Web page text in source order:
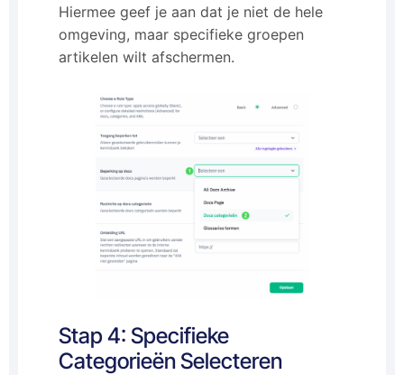
Hiermee geef je aan dat je niet de hele
omgeving, maar specifieke groepen
artikelen wilt afschermen.
Stap 4: Specifieke
Categorieën Selecteren